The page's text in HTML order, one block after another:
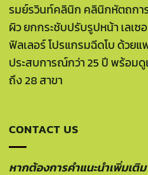
รมย์รวินท์คลินิก คลินิกหัตถกา
ผิว ยกกระชับปรับรูปหน้า เลเ
ฟิลเลอร์ โปรแกรมฉีดโบ ด้วย
ประสบการณ์กว่า 25 ปี พร้อม
ถึง 28 สาขา
CONTACT US
หากต้องการคำแนะนำเพิ่มเติม